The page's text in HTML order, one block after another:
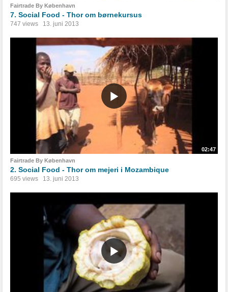
Fairtrade By København
7. Social Food - Thor om børnekursus
747 views 13. juni 2013
02:47
Fairtrade By København
2. Social Food - Thor om mejeri i Mozambique
695 views 13. juni 2013